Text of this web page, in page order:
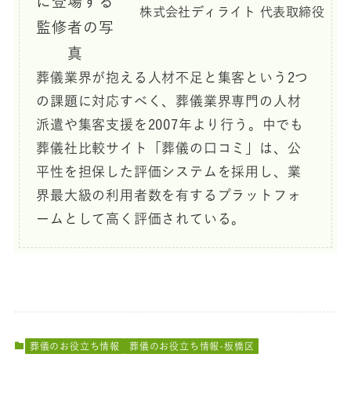
株式会社ディライト 代表取締役
葬儀業界が抱える人材不足と集客という2つ
の課題に対応すべく、葬儀業界専門の人材
派遣や集客支援を2007年より行う。中でも
葬儀社比較サイト「葬儀の口コミ」は、公
平性を担保した評価システムを採用し、業
界最大級の利用者数を有するプラットフォ
ームとして高く評価されている。
葬儀のお役立ち情報 葬儀のお役立ち情報-板橋区